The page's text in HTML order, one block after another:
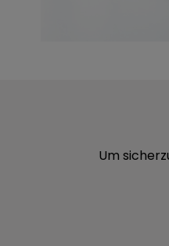
Um